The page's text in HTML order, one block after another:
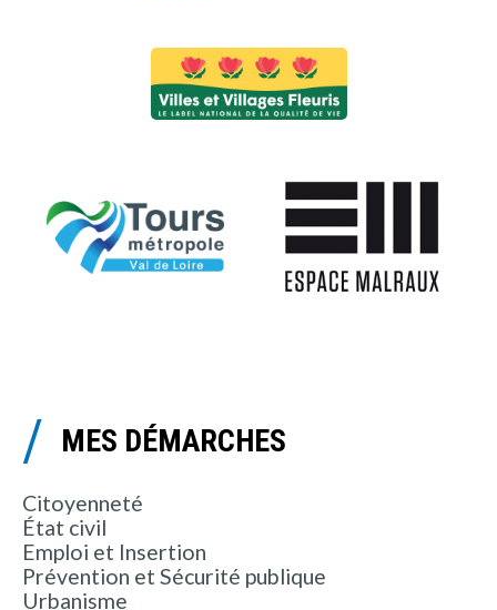
MES DÉMARCHES
Citoyenneté
État civil
Emploi et Insertion
Prévention et Sécurité publique
Urbanisme